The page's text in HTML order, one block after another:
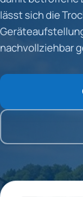
lässt sich die
nachvollziehbar